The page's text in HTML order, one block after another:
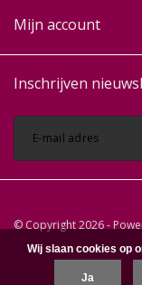
Mijn account
Inschrijven
© Copyright 2026 -
Wij slaan cookies op
Ja